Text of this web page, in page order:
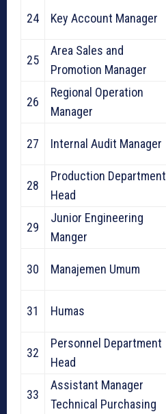
24 Key Account Manager
25
Area Sales and
Promotion Manager
26
Regional Operation
Manager
27 Internal Audit Manager
28
Production Department
Head
29
Junior Engineering
Manger
30 Manajemen Umum
31 Humas
32
Personnel Department
Head
33
Assistant Manager
Technical Purchasing